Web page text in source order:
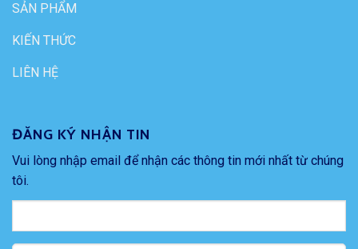
SẢN PHẨM
KIẾN THỨC
LIÊN HỆ
ĐĂNG KÝ NHẬN TIN
Vui lòng nhập email để nhận các thông tin mới nhất từ chúng
tôi.